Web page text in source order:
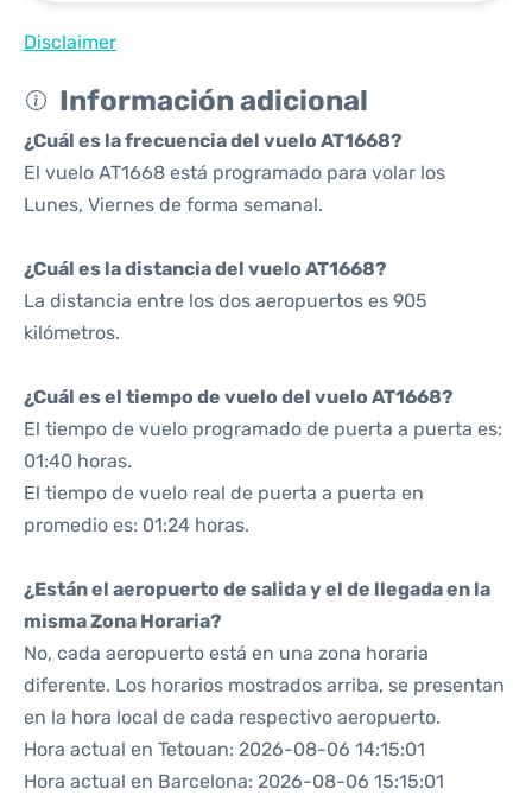
Disclaimer
Información adicional
¿Cuál es la frecuencia del vuelo AT1668?
El vuelo AT1668 está programado para volar los
Lunes, Viernes de forma semanal.
¿Cuál es la distancia del vuelo AT1668?
La distancia entre los dos aeropuertos es 905
kilómetros.
¿Cuál es el tiempo de vuelo del vuelo AT1668?
El tiempo de vuelo programado de puerta a puerta es:
01:40 horas.
El tiempo de vuelo real de puerta a puerta en
promedio es: 01:24 horas.
¿Están el aeropuerto de salida y el de llegada en la
misma Zona Horaria?
No, cada aeropuerto está en una zona horaria
diferente. Los horarios mostrados arriba, se presentan
en la hora local de cada respectivo aeropuerto.
Hora actual en Tetouan: 2026-08-06 14:15:01
Hora actual en Barcelona: 2026-08-06 15:15:01